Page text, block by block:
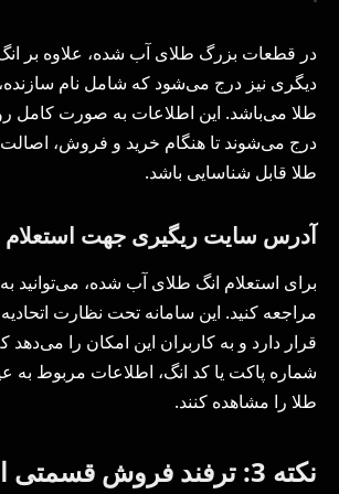
در قطعات بزرگ طلای آب شده، علاوه بر
دیگری نیز درج می‌شود که شامل نام
طلا می‌باشد. این اطلاعات به صورت کامل
درج می‌شوند تا هنگام خرید و فروش،
طلا قابل شناسایی باشد.
آدرس سایت ریگیری جهت استعلام
مراجعه کنید. این سامانه تحت نظارت
قرار دارد و به کاربران این امکان را می‌دهد
شماره پاکت یا کد انگ، اطلاعات مربوط
طلا را مشاهده کنند.
نکته 3: ترفند فروش